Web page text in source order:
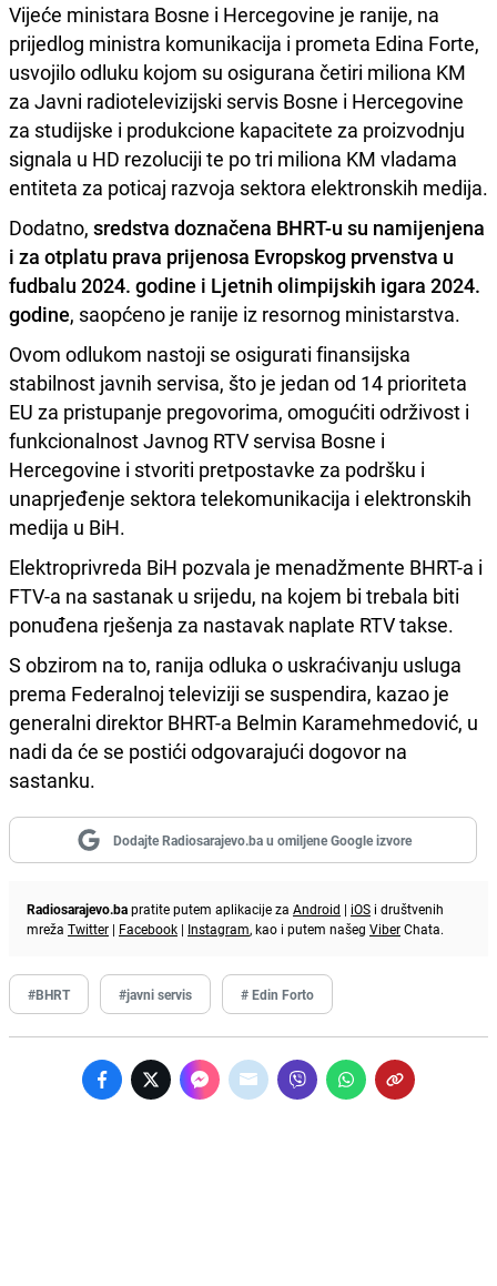
Vijeće ministara Bosne i Hercegovine je ranije, na
prijedlog ministra komunikacija i prometa Edina Forte,
usvojilo odluku kojom su osigurana četiri miliona KM
za Javni radiotelevizijski servis Bosne i Hercegovine
za studijske i produkcione kapacitete za proizvodnju
signala u HD rezoluciji te po tri miliona KM vladama
entiteta za poticaj razvoja sektora elektronskih medija.
Dodatno, sredstva doznačena BHRT-u su namijenjena
i za otplatu prava prijenosa Evropskog prvenstva u
fudbalu 2024. godine i Ljetnih olimpijskih igara 2024.
godine, saopćeno je ranije iz resornog ministarstva.
Ovom odlukom nastoji se osigurati finansijska
stabilnost javnih servisa, što je jedan od 14 prioriteta
EU za pristupanje pregovorima, omogućiti održivost i
funkcionalnost Javnog RTV servisa Bosne i
Hercegovine i stvoriti pretpostavke za podršku i
unaprjeđenje sektora telekomunikacija i elektronskih
medija u BiH.
Elektroprivreda BiH pozvala je menadžmente BHRT-a i
FTV-a na sastanak u srijedu, na kojem bi trebala biti
ponuđena rješenja za nastavak naplate RTV takse.
S obzirom na to, ranija odluka o uskraćivanju usluga
prema Federalnoj televiziji se suspendira, kazao je
generalni direktor BHRT-a Belmin Karamehmedović, u
nadi da će se postići odgovarajući dogovor na
sastanku.
Dodajte Radiosarajevo.ba u omiljene Google izvore
Radiosarajevo.bapratite putem aplikacije za Android | iOS i društvenih
mreža Twitter | Facebook | Instagram, kao i putem našeg ViberChata.
#BHRT #javni servis # Edin Forto